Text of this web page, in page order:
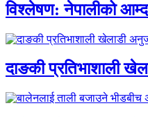
विश्लेषण: नेपालीको
दाङकी प्रतिभाशाली